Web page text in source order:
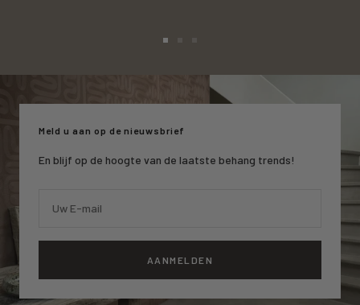
1
2
slide
3
Meld u aan op de nieuwsbrief
En blijf op de hoogte van de laatste behang trends!
Uw E-mail
AANMELDEN